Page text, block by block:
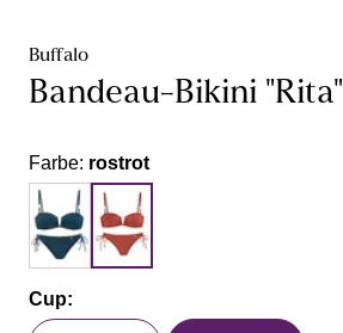
Buffalo
Bandeau-Bikini "Rita"
Farbe: rostrot
Cup: